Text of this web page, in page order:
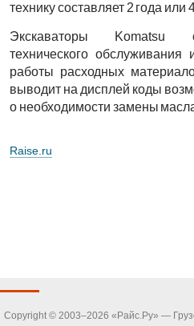
технику составляет 2 года или
Экскаваторы Komatsu
технического
работы расходных
выводит на дисплей коды
о необходимости замены
Raise.ru
Copyright © 2003–2026 «Райс.Ру» —